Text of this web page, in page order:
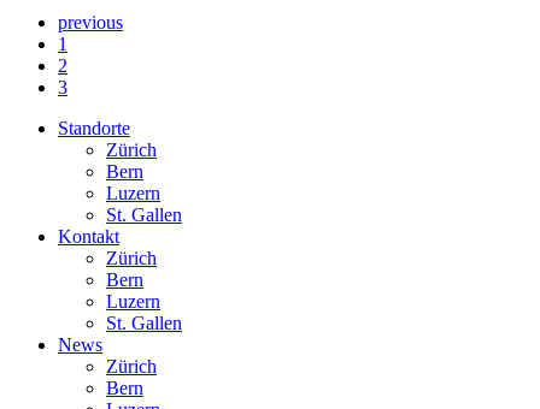
previous
1
2
3
Standorte
Zürich
Bern
Luzern
St. Gallen
Kontakt
Zürich
Bern
Luzern
St. Gallen
News
Zürich
Bern